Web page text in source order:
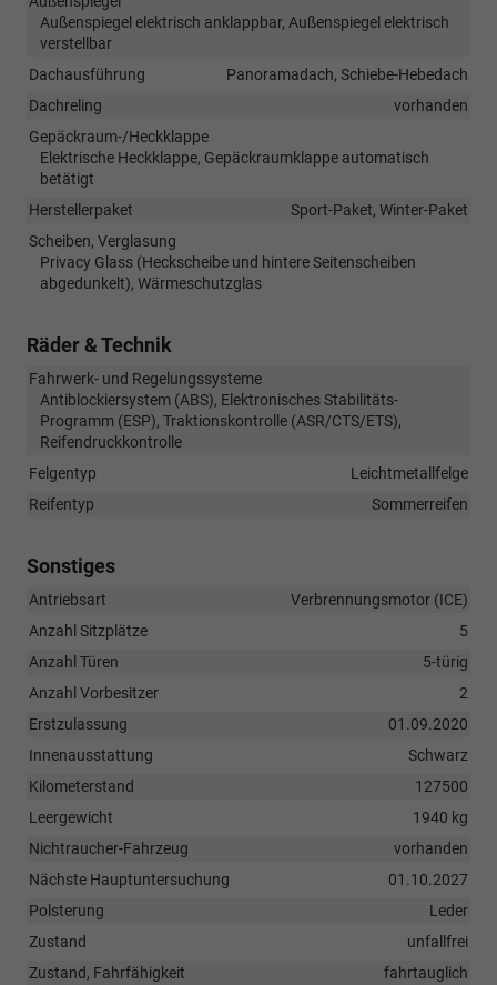
Außenspiegel elektrisch anklappbar, Außenspiegel elektrisch
verstellbar
Dachausführung
Panoramadach, Schiebe-Hebedach
Dachreling
vorhanden
Gepäckraum-/Heckklappe
Elektrische Heckklappe, Gepäckraumklappe automatisch
betätigt
Herstellerpaket
Sport-Paket, Winter-Paket
Scheiben, Verglasung
Privacy Glass (Heckscheibe und hintere Seitenscheiben
abgedunkelt), Wärmeschutzglas
Räder & Technik
Fahrwerk- und Regelungssysteme
Antiblockiersystem (ABS), Elektronisches Stabilitäts-
Programm (ESP), Traktionskontrolle (ASR/CTS/ETS),
Reifendruckkontrolle
Felgentyp
Leichtmetallfelge
Reifentyp
Sommerreifen
Sonstiges
Antriebsart
Verbrennungsmotor (ICE)
Anzahl Sitzplätze
5
Anzahl Türen
5-türig
Anzahl Vorbesitzer
2
Erstzulassung
01.09.2020
Innenausstattung
Schwarz
Kilometerstand
127500
Leergewicht
1940 kg
Nichtraucher-Fahrzeug
vorhanden
Nächste Hauptuntersuchung
01.10.2027
Polsterung
Leder
Zustand
unfallfrei
Zustand, Fahrfähigkeit
fahrtauglich